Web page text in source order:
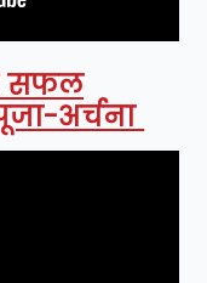
सफल
अर्चना